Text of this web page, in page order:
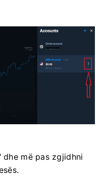
më pas zgjidhni